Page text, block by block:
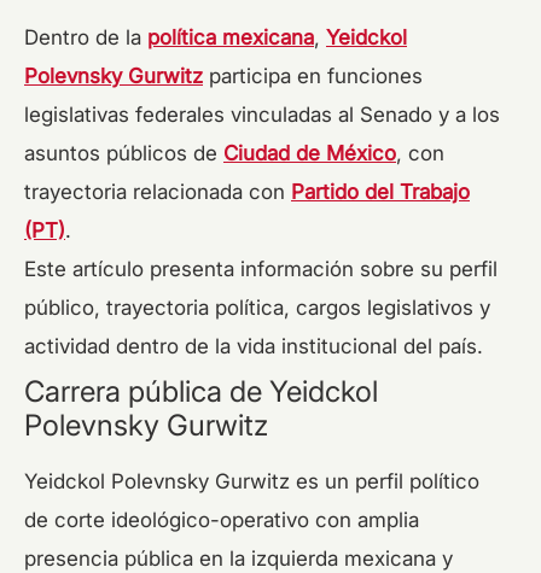
Dentro de la política mexicana, Yeidckol
Polevnsky Gurwitz participa en funciones
legislativas federales vinculadas al Senado y a los
asuntos públicos de Ciudad de México, con
trayectoria relacionada con Partido del Trabajo
(PT).
Este artículo presenta información sobre su perfil
público, trayectoria política, cargos legislativos y
actividad dentro de la vida institucional del país.
Carrera pública de Yeidckol
Polevnsky Gurwitz
Yeidckol Polevnsky Gurwitz es un perfil político
de corte ideológico-operativo con amplia
presencia pública en la izquierda mexicana y